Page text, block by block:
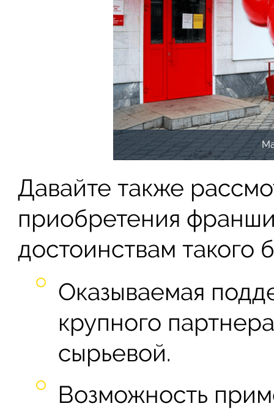
Давайте также
приобретения
достоинствам такого
Оказываемая
крупного
сырьевой.
Возможность